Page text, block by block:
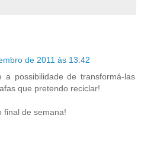
de 2011 às 13:42
a possibilidade de transformá-las
que pretendo reciclar!
final de semana!